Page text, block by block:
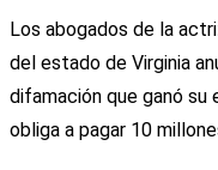
Los abogados de la
del estado de Virginia
difamación que ganó su
obliga a pagar 10